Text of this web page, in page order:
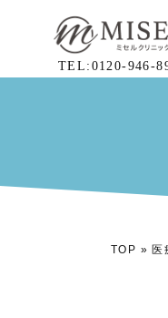
TEL:0120-946-
TOP » 医